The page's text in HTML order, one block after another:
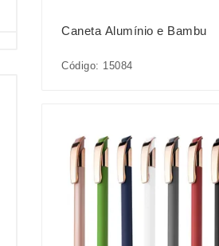
Caneta Alumínio e Bambu
Código: 15084